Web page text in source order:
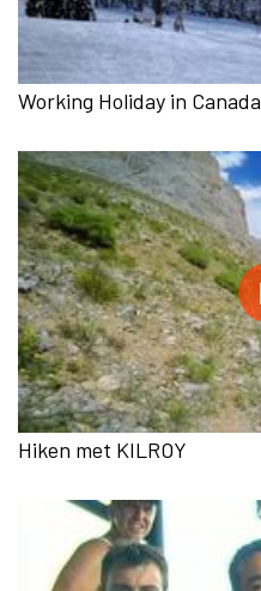
Working Holiday in Canada
Hiken met KILROY